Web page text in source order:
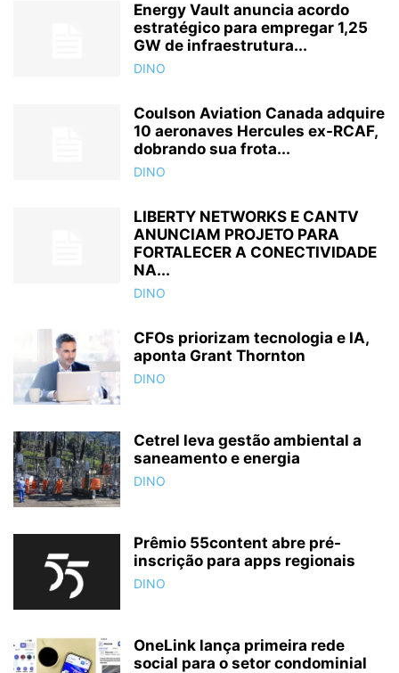
Energy Vault anuncia acordo
estratégico para empregar 1,25
GW de infraestrutura...
DINO
Coulson Aviation Canada adquire
10 aeronaves Hercules ex-RCAF,
dobrando sua frota...
DINO
LIBERTY NETWORKS E CANTV
ANUNCIAM PROJETO PARA
FORTALECER A CONECTIVIDADE
NA...
DINO
CFOs priorizam tecnologia e IA,
aponta Grant Thornton
DINO
Cetrel leva gestão ambiental a
saneamento e energia
DINO
Prêmio 55content abre pré-
inscrição para apps regionais
DINO
OneLink lança primeira rede
social para o setor condominial